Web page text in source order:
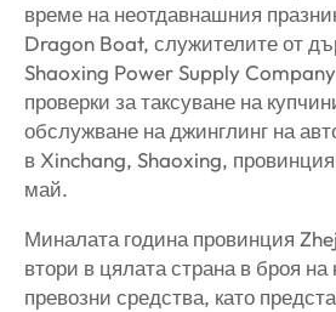
време на неотдавнашния
Dragon Boat, служителите от
Shaoxing Power Supply
проверки за таксуване на
обслужване на джинглинг на
в Xinchang, Shaoxing,
май.
Миналата година провинция
втори в цялата страна в броя на
превозни средства, като